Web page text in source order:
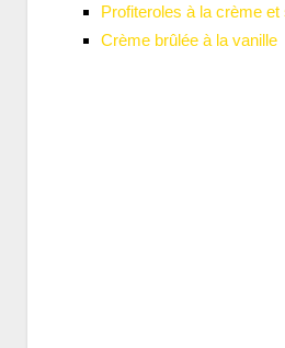
Profiteroles à la crème
Crème brûlée à la vanille